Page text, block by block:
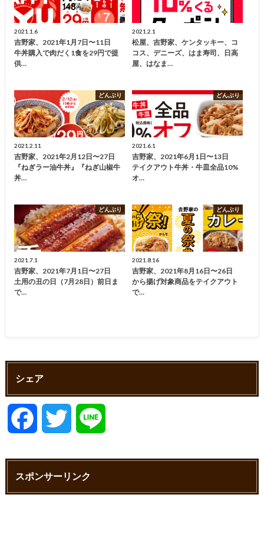
2021.1.6
吉野家、2021年1月7日〜11日
牛丼購入で肉だく1食を29円で提
供…
2021.2.1
松屋、吉野家、ケンタッキー、コ
コス、デニーズ、はま寿司、日高
屋、はなま…
どんぶり
2021.2.11
吉野家、2021年2月12日〜27日
『ねぎラー油牛丼』『ねぎ山椒牛
丼…
どんぶり
2021.6.1
吉野家、2021年6月1日〜13日
テイクアウト牛丼・牛皿全品10%
オ…
どんぶり
2021.7.1
吉野家、2021年7月1日〜27日
土用の丑の日（7月28日）前日ま
で…
どんぶり
2021.8.16
吉野家、2021年8月16日〜26日
から揚げ対象商品をテイクアウト
で…
シェア
c i
スポンサーリンク